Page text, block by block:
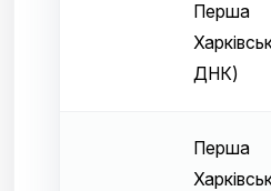
Перша
ДНК)
Перша